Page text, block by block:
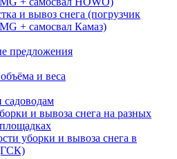
и вывоз снега (погрузчик
+ самосвал Камаз)
предложения
и веса
садоводам
и вывоза снега на разных
уборки и вывоза снега в